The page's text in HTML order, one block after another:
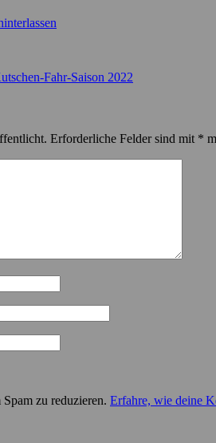
Fahr-Saison 2022
Erforderliche Felder sind mit *
zu reduzieren. Erfahre, wie deine